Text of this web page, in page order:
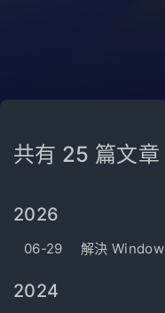
共有 25 篇文章
2026
06-29
2024